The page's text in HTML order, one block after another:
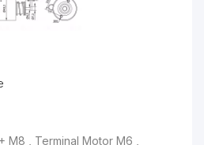
M8 , Terminal Motor M6 ,